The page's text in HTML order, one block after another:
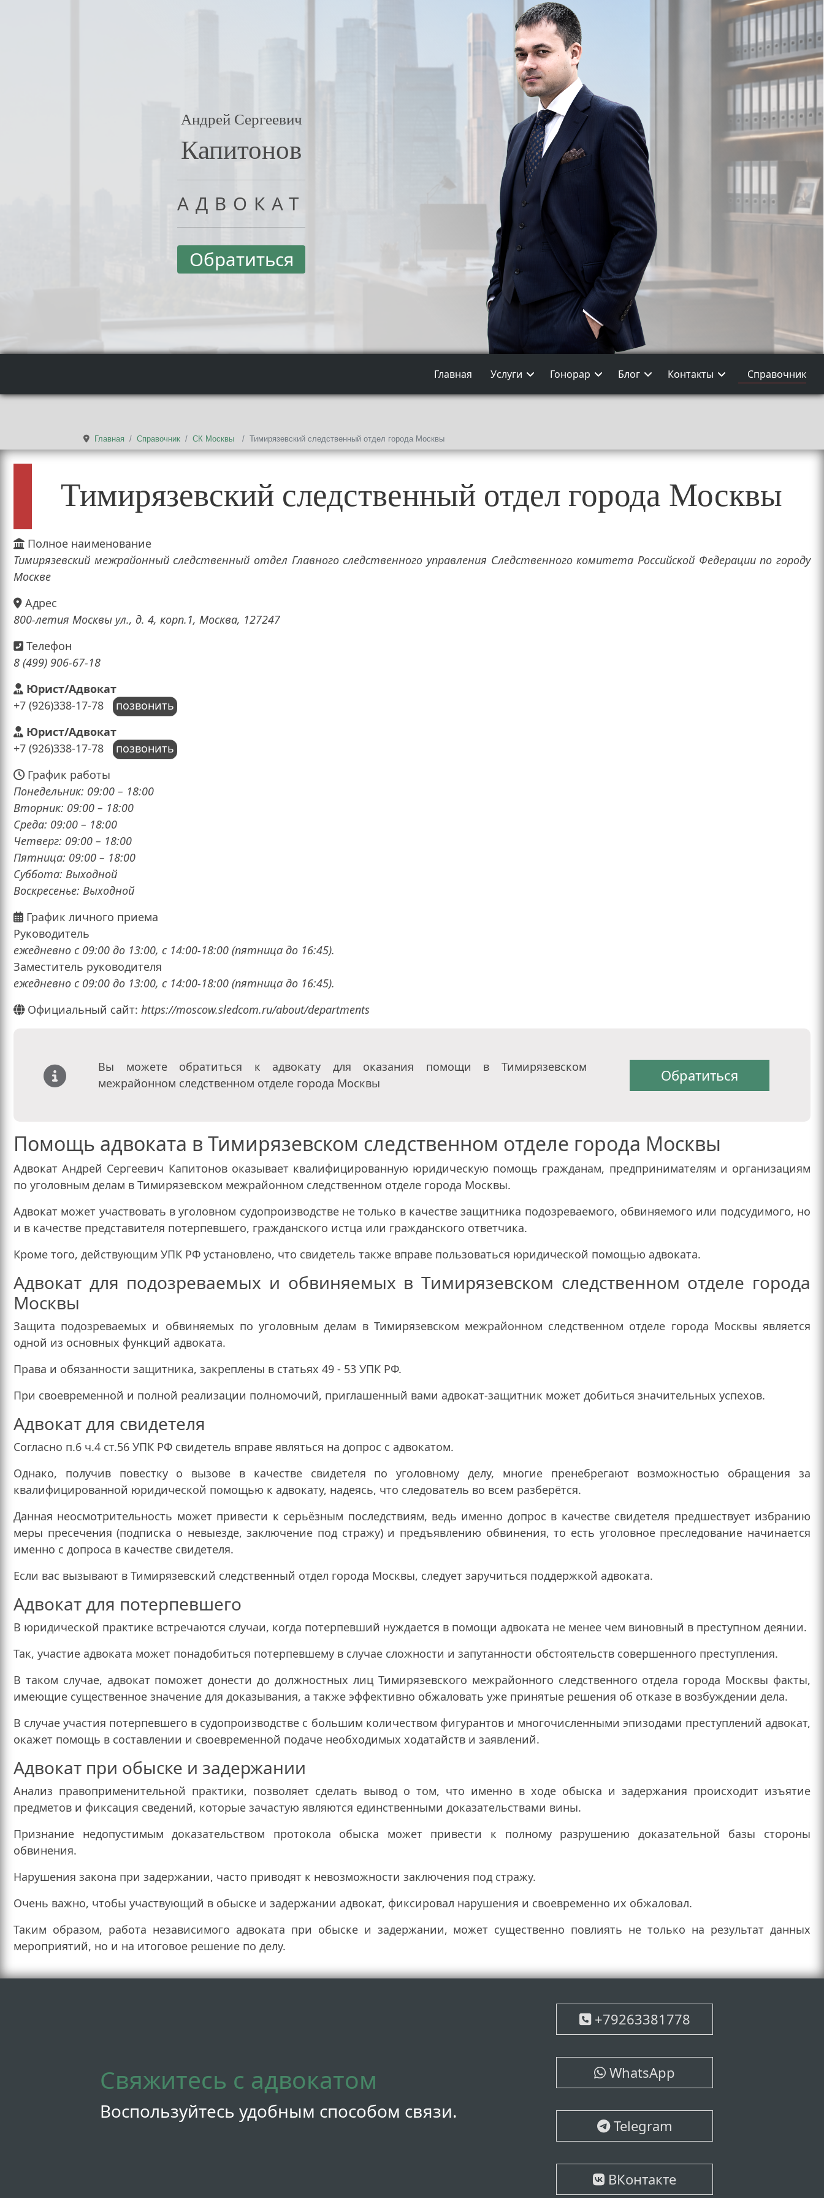
Андрей Сергеевич
Капитонов
АДВОКАТ
Обратиться
Главная Услуги Гонорар Блог Контакты Справочник
Главная Справочник СК Москвы Тимирязевский следственный отдел города Москвы
Тимирязевский следственный отдел города Москвы
Полное наименование
Тимирязевский межрайонный следственный отдел Главного следственного управления Следственного комитета Российской Федерации по городу
Москве
Адрес
800-летия Москвы ул., д. 4, корп.1, Москва, 127247
Телефон
8 (499) 906-67-18
Юрист/Адвокат
+7 (926)338-17-78
позвонить
Юрист/Адвокат
+7 (926)338-17-78
позвонить
График работы
Понедельник: 09:00 – 18:00
Вторник: 09:00 – 18:00
Среда: 09:00 – 18:00
Четверг: 09:00 – 18:00
Пятница: 09:00 – 18:00
Суббота: Выходной
Воскресенье: Выходной
График личного приема
Руководитель
ежедневно с 09:00 до 13:00, с 14:00-18:00 (пятница до 16:45).
Заместитель руководителя
ежедневно с 09:00 до 13:00, с 14:00-18:00 (пятница до 16:45).
Официальный сайт: https://moscow.sledcom.ru/about/departments
Вы можете обратиться к адвокату для оказания помощи в Тимирязевском
межрайонном следственном отделе города Москвы
Обратиться
Помощь адвоката в Тимирязевском следственном отделе города Москвы
Адвокат Андрей Сергеевич Капитонов оказывает квалифицированную юридическую помощь гражданам, предпринимателям и организациям
по уголовным делам в Тимирязевском межрайонном следственном отделе города Москвы.
Адвокат может участвовать в уголовном судопроизводстве не только в качестве защитника подозреваемого, обвиняемого или подсудимого, но
и в качестве представителя потерпевшего, гражданского истца или гражданского ответчика.
Кроме того, действующим УПК РФ установлено, что свидетель также вправе пользоваться юридической помощью адвоката.
Адвокат для подозреваемых и обвиняемых в Тимирязевском следственном отделе города
Москвы
Защита подозреваемых и обвиняемых по уголовным делам в Тимирязевском межрайонном следственном отделе города Москвы является
одной из основных функций адвоката.
Права и обязанности защитника, закреплены в статьях 49 - 53 УПК РФ.
При своевременной и полной реализации полномочий, приглашенный вами адвокат-защитник может добиться значительных успехов.
Адвокат для свидетеля
Согласно п.6 ч.4 ст.56 УПК РФ свидетель вправе являться на допрос с адвокатом.
Однако, получив повестку о вызове в качестве свидетеля по уголовному делу, многие пренебрегают возможностью обращения за
квалифицированной юридической помощью к адвокату, надеясь, что следователь во всем разберётся.
Данная неосмотрительность может привести к серьёзным последствиям, ведь именно допрос в качестве свидетеля предшествует избранию
меры пресечения (подписка о невыезде, заключение под стражу) и предъявлению обвинения, то есть уголовное преследование начинается
именно с допроса в качестве свидетеля.
Если вас вызывают в Тимирязевский следственный отдел города Москвы, следует заручиться поддержкой адвоката.
Адвокат для потерпевшего
В юридической практике встречаются случаи, когда потерпевший нуждается в помощи адвоката не менее чем виновный в преступном деянии.
Так, участие адвоката может понадобиться потерпевшему в случае сложности и запутанности обстоятельств совершенного преступления.
В таком случае, адвокат поможет донести до должностных лиц Тимирязевского межрайонного следственного отдела города Москвы факты,
имеющие существенное значение для доказывания, а также эффективно обжаловать уже принятые решения об отказе в возбуждении дела.
В случае участия потерпевшего в судопроизводстве с большим количеством фигурантов и многочисленными эпизодами преступлений адвокат,
окажет помощь в составлении и своевременной подаче необходимых ходатайств и заявлений.
Адвокат при обыске и задержании
Анализ правоприменительной практики, позволяет сделать вывод о том, что именно в ходе обыска и задержания происходит изъятие
предметов и фиксация сведений, которые зачастую являются единственными доказательствами вины.
Признание недопустимым доказательством протокола обыска может привести к полному разрушению доказательной базы стороны
обвинения.
Нарушения закона при задержании, часто приводят к невозможности заключения под стражу.
Очень важно, чтобы участвующий в обыске и задержании адвокат, фиксировал нарушения и своевременно их обжаловал.
Таким образом, работа независимого адвоката при обыске и задержании, может существенно повлиять не только на результат данных
мероприятий, но и на итоговое решение по делу.
Свяжитесь с адвокатом
Воспользуйтесь удобным способом связи.
+79263381778
WhatsApp
Telegram
ВКонтакте